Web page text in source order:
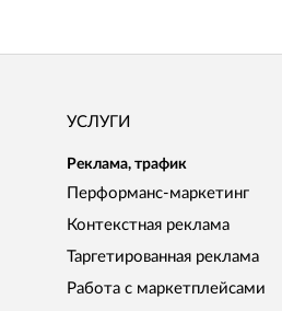
УСЛУГИ
Реклама, трафик
Перформанс-маркетинг
Контекстная реклама
Таргетированная реклама
Работа с маркетплейсами